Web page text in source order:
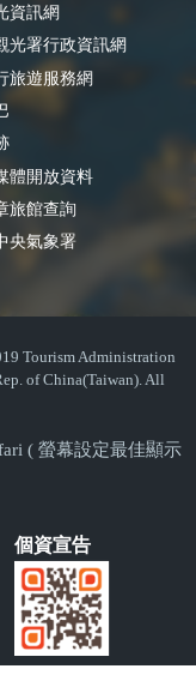
資訊網
光署行政資訊網
旅遊服務網
體開放資料
旅館查詢
央氣象署
Tourism Administration
of China(Taiwan). All
( 螢幕設定最佳顯示
個資宣告